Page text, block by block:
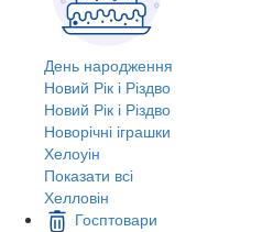
День народження
Новий Рік і Різдво
Новий Рік і Різдво
Новорічні іграшки
Хелоуін
Показати всі
Хелловін
Госптовари